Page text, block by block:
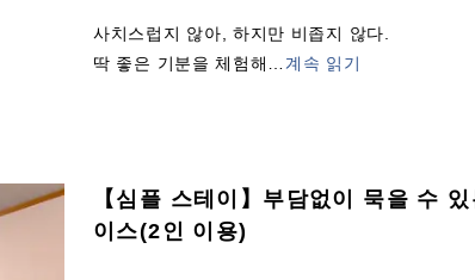
사치스럽지 않아, 하지만 비좁지 않다.
딱 좋은 기분을 체험해
계속 읽기
【심플 스테이】부담없이 묵을 수 있
이스(2인 이용)